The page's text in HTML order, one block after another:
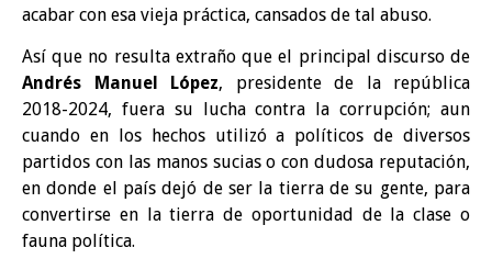
acabar con esa vieja práctica, cansados de tal abuso.
Así que no resulta extraño que el principal discurso de
Andrés Manuel López, presidente de la república
2018-2024, fuera su lucha contra la corrupción; aun
cuando en los hechos utilizó a políticos de diversos
partidos con las manos sucias o con dudosa reputación,
en donde el país dejó de ser la tierra de su gente, para
convertirse en la tierra de oportunidad de la clase o
fauna política.